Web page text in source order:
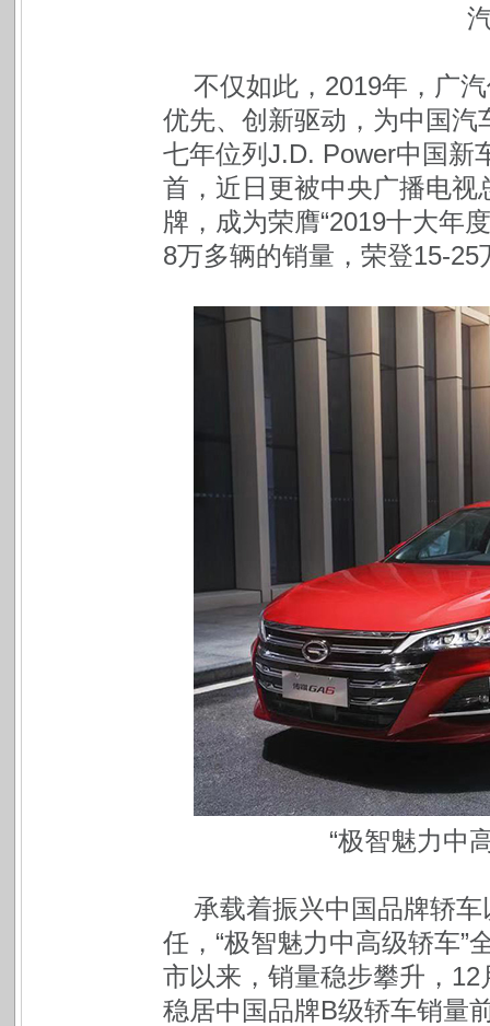
不仅如此，2019年，广
优先、创新驱动，为中国
七年位列J.D. Power中国新
首，近日更被中央广播电
牌，成为荣膺“2019十大年
8万多辆的销量，荣登15-
“极智魅力中
承载着振兴中国品牌轿
任，“极智魅力中高级轿车”
市以来，销量稳步攀升，
稳居中国品牌B级轿车销量